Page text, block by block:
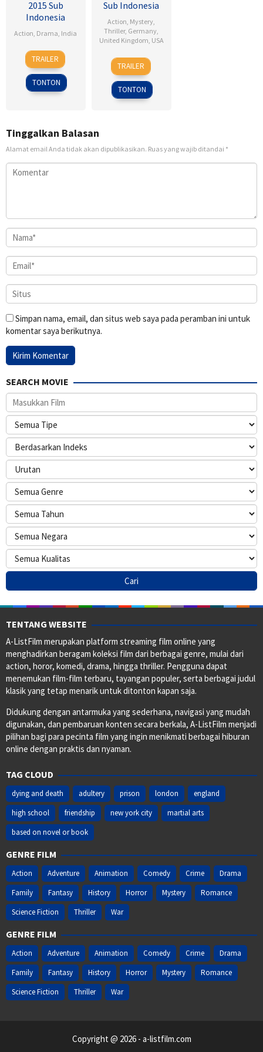
2015 Sub
Indonesia
Action, Drama, India
1
May
2015
Radha
Krishna
Jagarlamudi
TRAILER
TONTON
Sub Indonesia
Action, Mystery,
Thriller, Germany,
United Kingdom, USA
25
Sep
2008
D.J.
Caruso
TRAILER
TONTON
Tinggalkan Balasan
Alamat email Anda tidak akan dipublikasikan. Ruas yang wajib ditandai *
Simpan nama, email, dan situs web saya pada peramban ini untuk
komentar saya berikutnya.
SEARCH MOVIE
TENTANG WEBSITE
A-ListFilm merupakan platform streaming film online yang
menghadirkan beragam koleksi film dari berbagai genre, mulai dari
action, horor, komedi, drama, hingga thriller. Pengguna dapat
menemukan film-film terbaru, tayangan populer, serta berbagai judul
klasik yang tetap menarik untuk ditonton kapan saja.
Didukung dengan antarmuka yang sederhana, navigasi yang mudah
digunakan, dan pembaruan konten secara berkala, A-ListFilm menjadi
pilihan bagi para pecinta film yang ingin menikmati berbagai hiburan
online dengan praktis dan nyaman.
TAG CLOUD
dying and death adultery prison london
england
high school
friendship new york city
martial arts
based on novel or book
GENRE FILM
Action Adventure Animation Comedy Crime
Drama
Family
Fantasy History Horror Mystery
Romance
Science Fiction
Thriller War
GENRE FILM
Action Adventure Animation Comedy Crime
Drama
Family
Fantasy History Horror Mystery
Romance
Science Fiction
Thriller War
Copyright @ 2026 - a-listfilm.com